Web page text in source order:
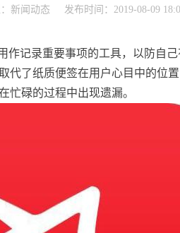
新闻动态 发布时间：2019-08-09
作记录重要事项的工具，以防自
代了纸质便签在用户心目中的位
忙碌的过程中出现遗漏。